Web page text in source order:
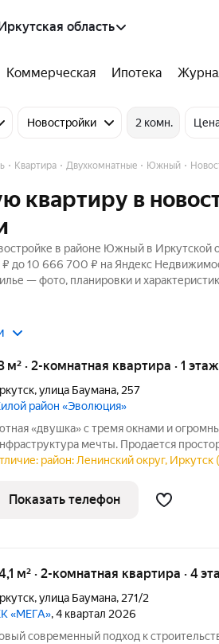
область
Коммерческая Ипотека
Новостройки 2 комн.
Квартира Двухкомнатные Южный
квартиру в
в районе Южный в Иркутской
₽ до 10 666 700 ₽ на Яндекс
— фото, планировки и
м² · 2-комнатная квартира · 1
,улица Баумана, 257
Жилой район «Эволюция»
«двушка» с тремя окнами и
мечты. Продается
площадью 53 кв.м. на первом
семьи! Что вас приятно
район: Ленинский округ, Иркутск
Показать телефон
м² · 2-комнатная квартира · 4
,улица Баумана, 271/2
ЖК «МЕГА», 4 квартал 2026
современный подход к